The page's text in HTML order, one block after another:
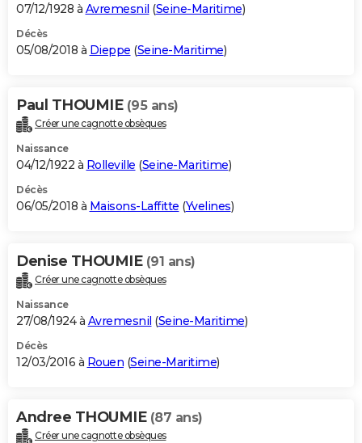
07/12/1928 à Avremesnil (Seine-Maritime)
Décès
05/08/2018 à Dieppe (Seine-Maritime)
Paul THOUMIE (95 ans)
Créer une cagnotte obsèques
Naissance
04/12/1922 à Rolleville (Seine-Maritime)
Décès
06/05/2018 à Maisons-Laffitte (Yvelines)
Denise THOUMIE (91 ans)
Créer une cagnotte obsèques
Naissance
27/08/1924 à Avremesnil (Seine-Maritime)
Décès
12/03/2016 à Rouen (Seine-Maritime)
Andree THOUMIE (87 ans)
Créer une cagnotte obsèques